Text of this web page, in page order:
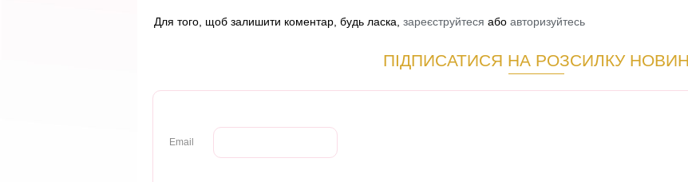
Для того, щоб залишити коментар, будь ласка, зареєструйтеся або авторизуйтесь
ПІДПИСАТИСЯ НА РОЗСИЛКУ НОВИН
Email